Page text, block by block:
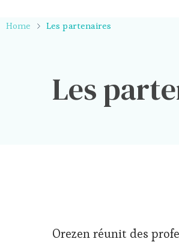
Home Les partenaires
Les
Orezen réunit des